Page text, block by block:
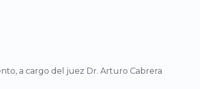
a cargo del juez Dr. Arturo Cabrera